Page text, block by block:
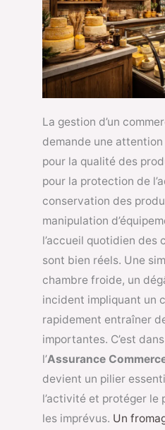
La gestion d’un
demande une
pour la qualité des
pour la protection de
conservation des
manipulation
l’accueil quotidien des
sont bien réels. Une
chambre froide, un
incident impliquant un
rapidement entraîner
importantes. C’est
l’Assurance
devient un pilier
l’activité et protéger le
les imprévus. Un